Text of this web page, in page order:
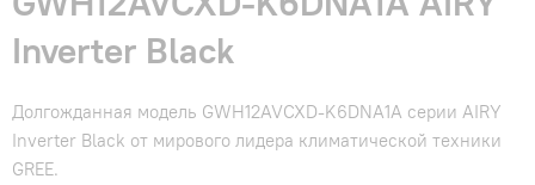
Inverter Black
Долгожданная модель GWH12AVCXD-K6DNA1A серии AIRY
Inverter Black от мирового лидера климатической техники
GREE.